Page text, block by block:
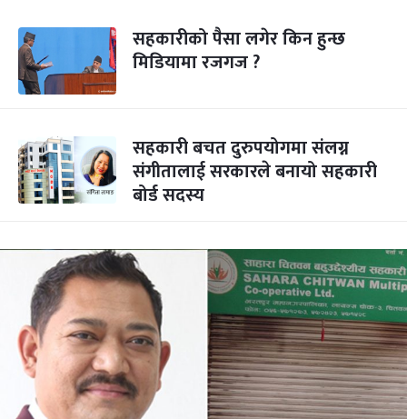
सहकारीको पैसा लगेर किन हुन्छ
मिडियामा रजगज ?
सहकारी बचत दुरुपयोगमा संलग्न
संगीतालाई सरकारले बनायो सहकारी
बोर्ड सदस्य